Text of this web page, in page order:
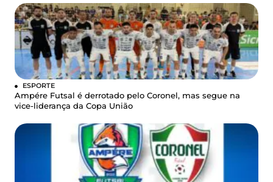
ESPORTE
Ampére Futsal é derrotado pelo Coronel, mas segue na
vice-liderança da Copa União